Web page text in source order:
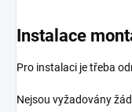
Instalace
Pro instalaci je třeba
Nejsou vyžadovány